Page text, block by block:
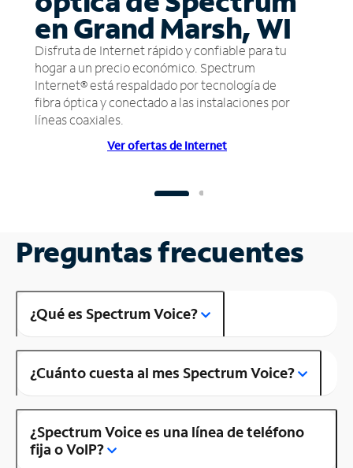
en Grand Marsh, WI
Disfruta de Internet rápido y confiable para tu
hogar a un precio económico. Spectrum
Internet® está respaldado por tecnología de
fibra óptica y conectado a las instalaciones por
líneas coaxiales.
Ver ofertas de Internet
Preguntas frecuentes
¿Qué es Spectrum Voice?
¿Cuánto cuesta al mes Spectrum Voice?
¿Spectrum Voice es una línea de teléfono
fija o VoIP?